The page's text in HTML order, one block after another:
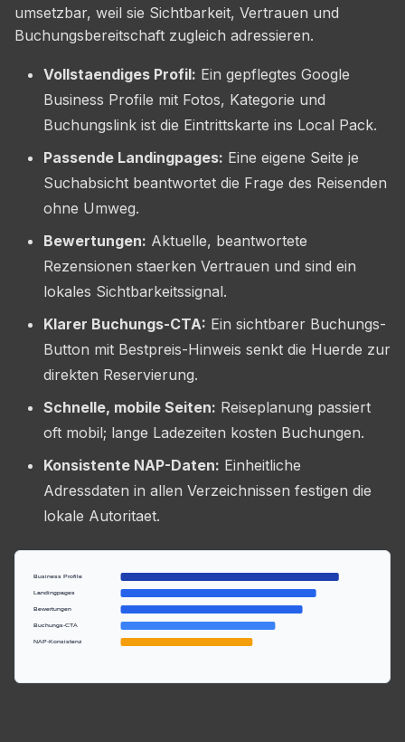
umsetzbar, weil sie Sichtbarkeit, Vertrauen und
Buchungsbereitschaft zugleich adressieren.
Vollstaendiges Profil: Ein gepflegtes Google
Business Profile mit Fotos, Kategorie und
Buchungslink ist die Eintrittskarte ins Local Pack.
Passende Landingpages: Eine eigene Seite je
Suchabsicht beantwortet die Frage des Reisenden
ohne Umweg.
Bewertungen: Aktuelle, beantwortete
Rezensionen staerken Vertrauen und sind ein
lokales Sichtbarkeitssignal.
Klarer Buchungs-CTA: Ein sichtbarer Buchungs-
Button mit Bestpreis-Hinweis senkt die Huerde zur
direkten Reservierung.
Schnelle, mobile Seiten: Reiseplanung passiert
oft mobil; lange Ladezeiten kosten Buchungen.
Konsistente NAP-Daten: Einheitliche
Adressdaten in allen Verzeichnissen festigen die
lokale Autoritaet.
Business Profile
Landingpages
Bewertungen
Buchungs-CTA
NAP-Konsistenz